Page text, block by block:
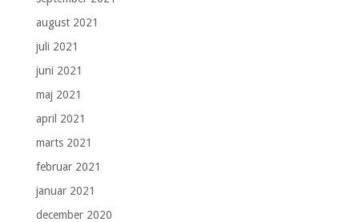
august 2021
juli 2021
juni 2021
maj 2021
april 2021
marts 2021
februar 2021
januar 2021
december 2020